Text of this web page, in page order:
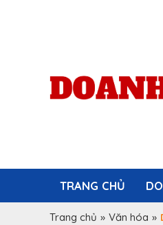
TRANG CHỦ
Trang chủ » Văn hóa »